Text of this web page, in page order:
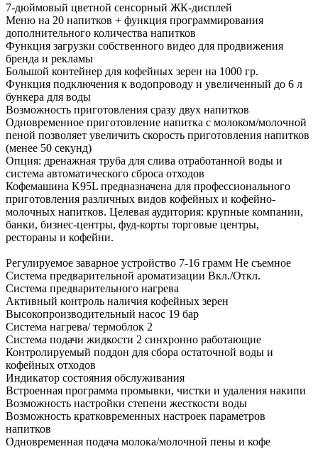
7-дюймовый цветной сенсорный ЖК-дисплей
Меню на 20 напитков + функция программирования
дополнительного количества напитков
Функция загрузки собственного видео для продвижения
бренда и рекламы
Большой контейнер для кофейных зерен на 1000 гр.
Функция подключения к водопроводу и увеличенный до 6 л
бункера для воды
Возможность приготовления сразу двух напитков
Одновременное приготовление напитка с молоком/молочной
пеной позволяет увеличить скорость приготовления напитков
(менее 50 секунд)
Опция: дренажная труба для слива отработанной воды и
система автоматического сброса отходов
Кофемашина K95L предназначена для профессионального
приготовления различных видов кофейных и кофейно-
молочных напитков. Целевая аудитория: крупные компании,
банки, бизнес-центры, фуд-корты торговые центры,
рестораны и кофейни.
Регулируемое заварное устройство 7-16 грамм Не съемное
Система предварительной ароматизации Вкл./Откл.
Система предварительного нагрева
Активный контроль наличия кофейных зерен
Высокопроизводительный насос 19 бар
Система нагрева/ термоблок 2
Система подачи жидкости 2 синхронно работающие
Контролируемый поддон для сбора остаточной воды и
кофейных отходов
Индикатор состояния обслуживания
Встроенная программа промывки, чистки и удаления накипи
Возможность настройки степени жесткости воды
Возможность кратковременных настроек параметров
напитков
Одновременная подача молока/молочной пены и кофе